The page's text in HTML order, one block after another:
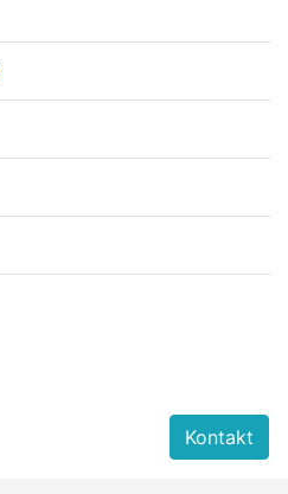
Kontakt